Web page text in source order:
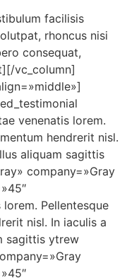
facilisis
rhoncus nisi
consequat,
vc_column]
venenatis lorem.
hendrerit nisl.
aliquam sagittis
company=»Gray
Pellentesque
nisl. In iaculis a
sagittis ytrew